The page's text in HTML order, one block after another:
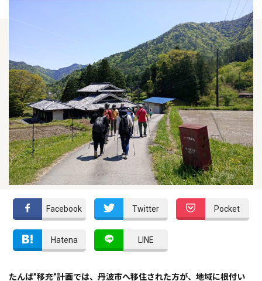
Facebook Twitter Pocket
Hatena LINE
たんば”移充”計画では、丹波市へ移住された方が、地域に根付い